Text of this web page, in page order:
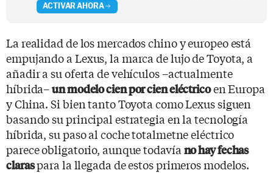
ACTIVAR AHORA
La realidad de los mercados chino y europeo está
empujando a Lexus, la marca de lujo de Toyota, a
añadir a su oferta de vehículos –actualmente
híbrida–un modelo cien por cien eléctricoen Europa
y China. Si bien tanto Toyota como Lexus siguen
basando su principal estrategia en la tecnología
híbrida, su paso al coche totalmetne eléctrico
parece obligatorio, aunque todavía no hay fechas
claraspara la llegada de estos primeros modelos.